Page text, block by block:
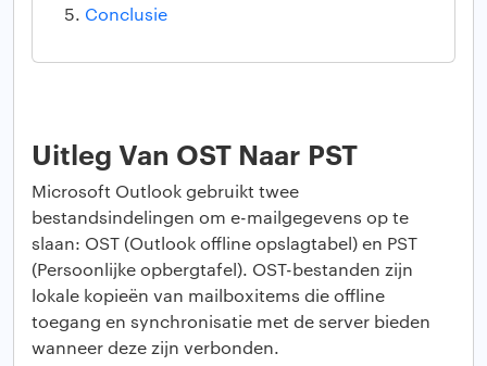
Conclusie
Uitleg Van OST Naar PST
Microsoft Outlook gebruikt twee
bestandsindelingen om e-mailgegevens op te
slaan: OST (Outlook offline opslagtabel) en PST
(Persoonlijke opbergtafel). OST-bestanden zijn
lokale kopieën van mailboxitems die offline
toegang en synchronisatie met de server bieden
wanneer deze zijn verbonden.